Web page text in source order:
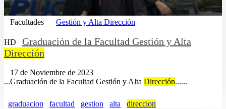
Facultades Gestión y Alta Dirección
HD
Graduación de la Facultad Gestión y Alta
Dirección
17 de Noviembre de 2023
...Graduación de la Facultad Gestión y Alta Dirección......
graduacion facultad gestion alta direccion